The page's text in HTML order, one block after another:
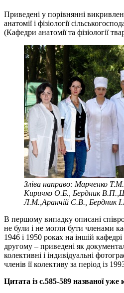
Приведені у порівнянні
анатомії і фізіології
(Кафедри анатомії та фізіології
Зліва направо: Марченко
Киричко О.Б., Бердник
Л.М.,Аранчій С.В., Бердник
В першому випадку описані
не були і не могли бути членами
1946 і 1950 роках на іншій
другому – приведені як
колективні і індивідуальні
членів її колективу за період із
Цитата із с.585-589 названої уже